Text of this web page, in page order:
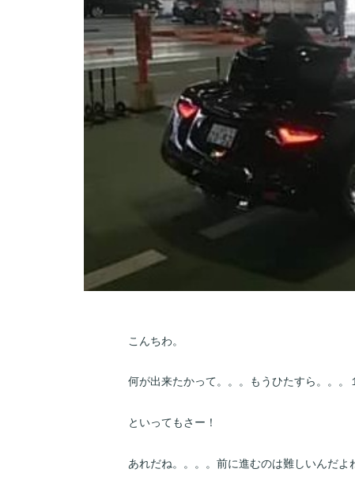
こんちわ。
何が出来たかって。。。もうひたすら。。
といってもさー！
あれだね。。。。前に進むのは難しいんだよ